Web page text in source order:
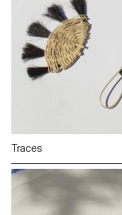
Traces